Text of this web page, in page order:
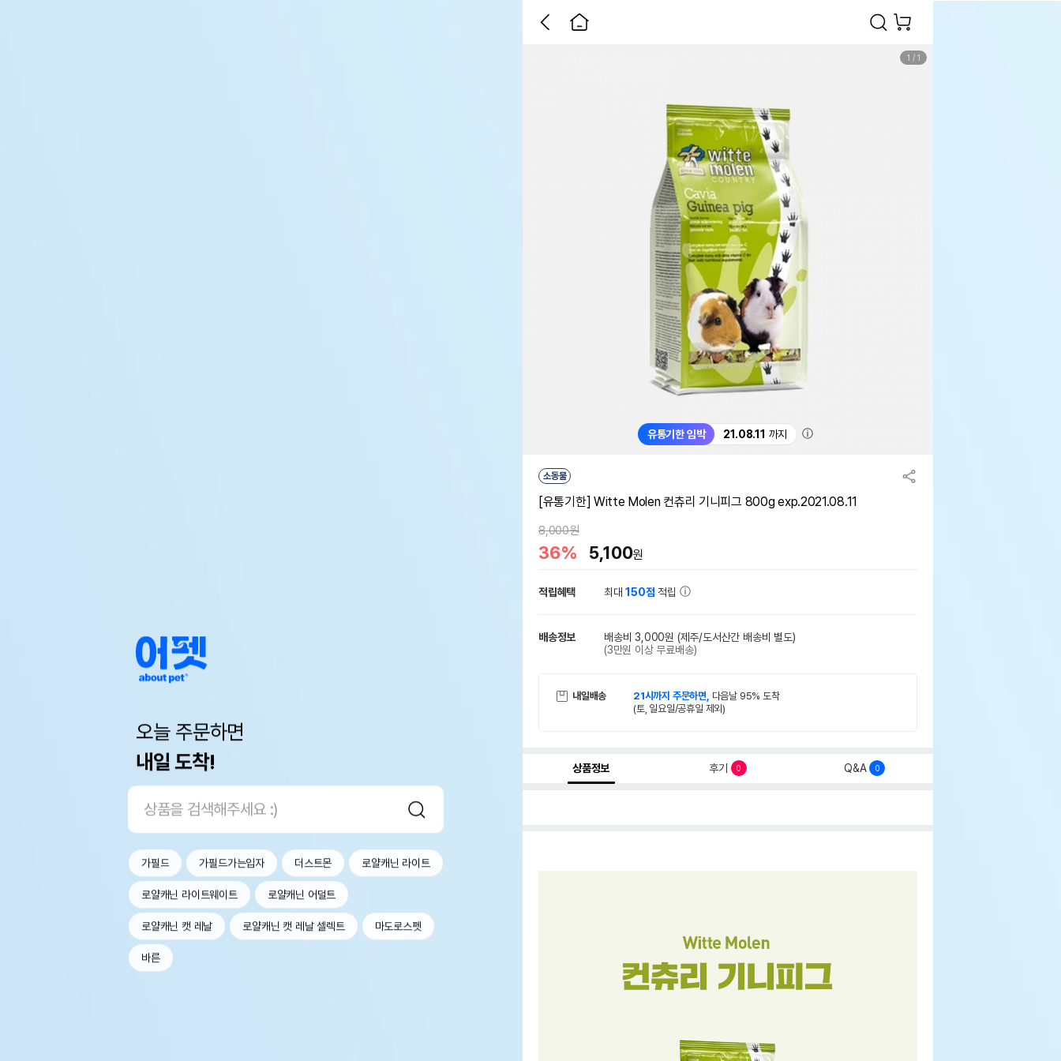
오늘 주문하면
내일 도착!
가필드 가필드가는입자 더스트몬 로얄캐닌 라이트
로얄캐닌 라이트웨이트 로얄캐닌 어덜트
로얄캐닌 캣 레날 로얄캐닌 캣 레날 셀렉트 마도로스펫
바른
유통기한 임박 21.08.11 까지 ⓘ
1 / 1
소동물
[유통기한] Witte Molen 컨츄리 기니피그 800g exp.2021.08.11
8,000원
36% 5,100원
적립혜택 최대150점 적립
배송정보 배송비 3,000원 (제주/도서산간 배송비 별도)
(3만원 이상 무료배송)
내일배송 21시까지 주문하면, 다음날 95% 도착
(토, 일요일/공휴일 제외)
상품정보 후기 0 Q&A 0